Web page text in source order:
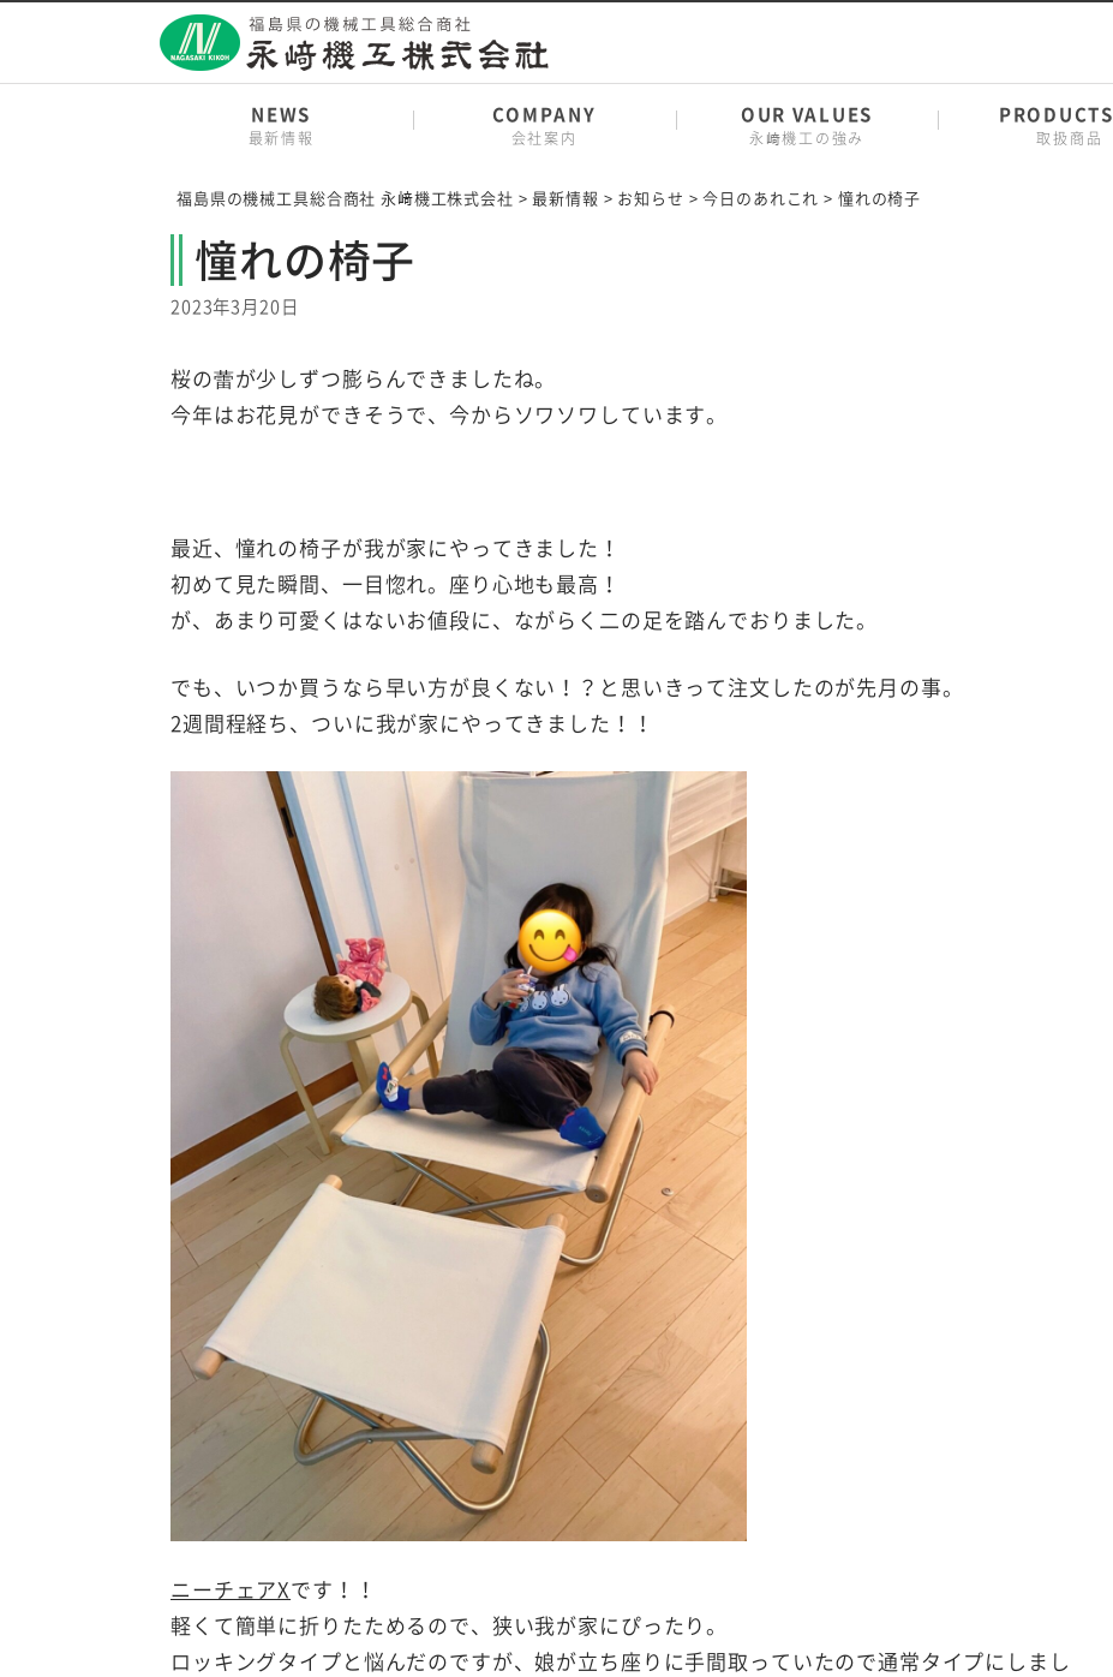
content
NEWS
最新情報
COMPANY
会社案内
OUR VALUES
永﨑機工の強み
PRODUCTS
取扱商品
福島県の機械工具総合商社 永﨑機工株式会社 > 最新情報 > お知らせ >今日のあれこれ > 憧れの椅子
憧れの椅子
2023年3月20日
桜の蕾が少しずつ膨らんできましたね。
今年はお花見ができそうで、今からソワソワしています。
最近、憧れの椅子が我が家にやってきました！
初めて見た瞬間、一目惚れ。座り心地も最高！
が、あまり可愛くはないお値段に、ながらく二の足を踏んでおりました。
でも、いつか買うなら早い方が良くない！？と思いきって注文したのが先月の事。
2週間程経ち、ついに我が家にやってきました！！
ニーチェアXです！！
軽くて簡単に折りたためるので、狭い我が家にぴったり。
ロッキングタイプと悩んだのですが、娘が立ち座りに手間取っていたので通常タイプにしまし